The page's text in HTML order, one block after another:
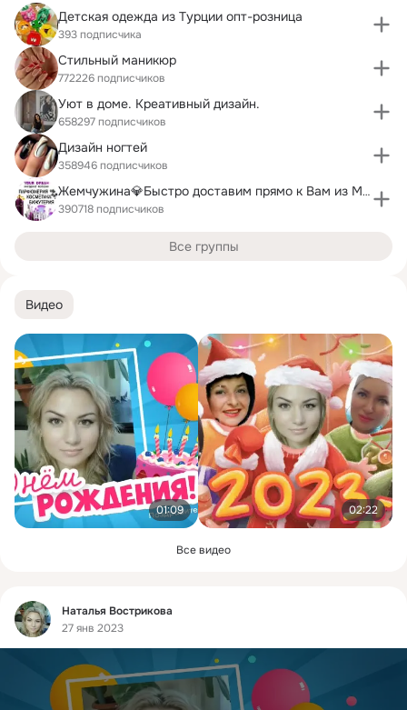
Видео
01:09 02:22
Все видео
Фид
Наталья Вострикова
27 янв 2023
Детская одежда из Турции опт-розница
393 подписчика
Стильный маникюр
772226 подписчиков
Уют в доме. Креативный дизайн.
658297 подписчиков
Дизайн ногтей
358946 подписчиков
Жемчужина💎Быстро доставим прямо к Вам из Москвы
390718 подписчиков
Все группы